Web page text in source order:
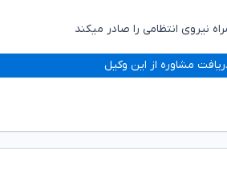
نیروی انتظامی را صادر میکند
مشاوره از این وکیل